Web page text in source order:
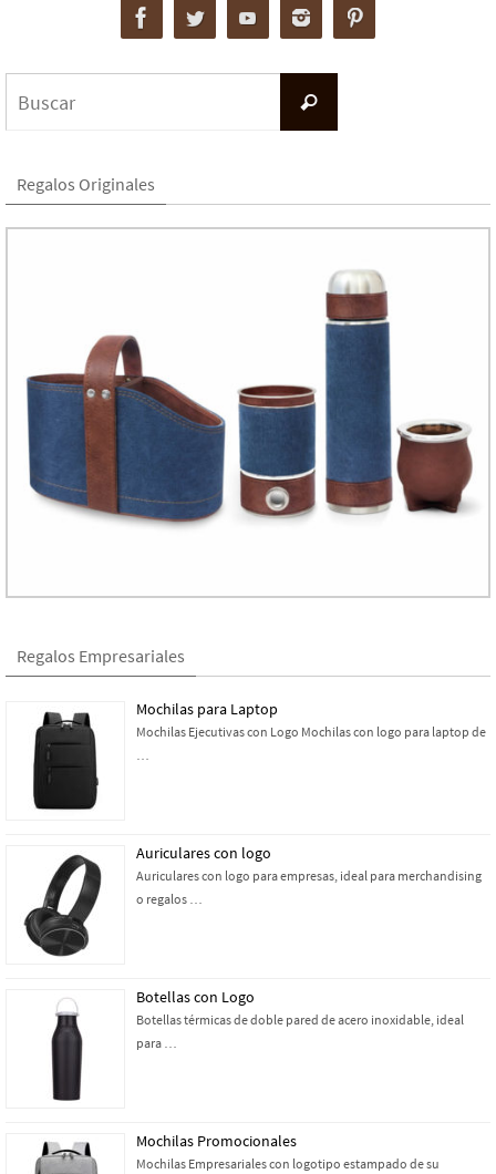
Buscar
Regalos Originales
Regalos Empresariales
Mochilas para Laptop
Mochilas Ejecutivas con Logo Mochilas con logo para laptop de
…
Auriculares con logo
Auriculares con logo para empresas, ideal para merchandising
o regalos …
Botellas con Logo
Botellas térmicas de doble pared de acero inoxidable, ideal
para …
Mochilas Promocionales
Mochilas Empresariales con logotipo estampado de su